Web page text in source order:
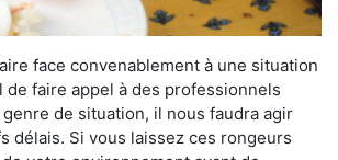
face convenablement à une situation
de faire appel à des professionnels
de situation, il nous faudra agir
délais. Si vous laissez ces rongeurs